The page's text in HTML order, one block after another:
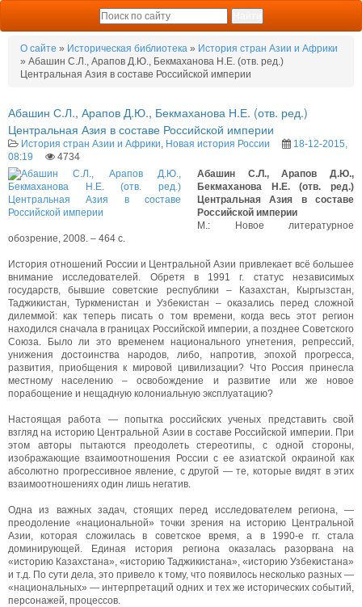
О сайте » Историческая библиотека » История стран Азии и Африки
» Абашин С.Л., Арапов Д.Ю., Бекмаханова Н.Е. (отв. ред.)
Центральная Азия в составе Российской империи
Абашин С.Л., Арапов Д.Ю., Бекмаханова Н.Е. (отв. ред.)
Центральная Азия в составе Российской империи
История стран Азии и Африки Новая история России
18-12-2015,
08:19
4734
Абашин С.Л., Арапов Д.Ю.,
Бекмаханова Н.Е. (отв. ред.)
Центральная Азия в составе
Российской империи
М.: Новое литературное
обозрение, 2008. – 464 с.
История отношений России и Центральной Азии привлекает всё большее
внимание исследователей. Обретя в 1991 г. статус независимых
государств, бывшие советские республики – Казахстан, Кыргызстан,
Таджикистан, Туркменистан и Узбекистан – оказались перед сложной
дилеммой: как теперь писать о том времени, когда весь этот регион
находился сначала в границах Российской империи, а позднее Советского
Союза. Было ли это временем национального угнетения, репрессий,
унижения достоинства народов, либо, напротив, эпохой прогресса,
развития, приобщения к мировой цивилизации? Что Россия принесла
местному населению – освобождение и развитие или же новое
порабощение и нещадную колониальную эксплуатацию?
Настоящая работа — попытка российских ученых представить свой
взгляд на историю Центральной Азии в составе Российской империи. При
этом авторы пытаются преодолеть стереотипы, с одной стороны,
изображающие взаимоотношения России с ее азиатской окраиной как
абсолютно прогрессивное явление, с другой — те, которые видят в этих
взаимоотношениях один лишь негатив.
Одна из важных задач, стоящих перед исследователем региона, —
преодоление «национальной» точки зрения на историю Центральной
Азии, которая сложилась в советское время, а в 1990-е гг. стала
доминирующей. Единая история региона оказалась разорвана на
«историю Казахстана», «историю Таджикистана», «историю Узбекистана»
и т.д. По сути дела, это привело к тому, что появилось несколько разных —
«национальных» — интерпретаций одних и тех же исторических событий,
персонажей, процессов.